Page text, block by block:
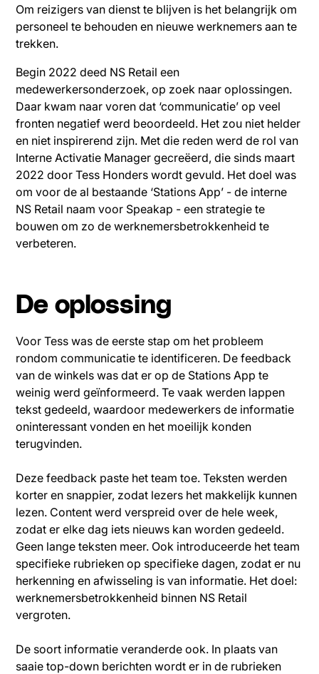
Om reizigers van dienst te blijven is het belangrijk om
personeel te behouden en nieuwe werknemers aan te
trekken.
Begin 2022 deed NS Retail een
medewerkersonderzoek, op zoek naar oplossingen.
Daar kwam naar voren dat ‘communicatie’ op veel
fronten negatief werd beoordeeld. Het zou niet helder
en niet inspirerend zijn. Met die reden werd de rol van
Interne Activatie Manager gecreëerd, die sinds maart
2022 door Tess Honders wordt gevuld. Het doel was
om voor de al bestaande ‘Stations App’ - de interne
NS Retail naam voor Speakap - een strategie te
bouwen om zo de werknemersbetrokkenheid te
verbeteren.
De oplossing
Voor Tess was de eerste stap om het probleem
rondom communicatie te identificeren. De feedback
van de winkels was dat er op de Stations App te
weinig werd geïnformeerd. Te vaak werden lappen
tekst gedeeld, waardoor medewerkers de informatie
oninteressant vonden en het moeilijk konden
terugvinden.
Deze feedback paste het team toe. Teksten werden
korter en snappier, zodat lezers het makkelijk kunnen
lezen. Content werd verspreid over de hele week,
zodat er elke dag iets nieuws kan worden gedeeld.
Geen lange teksten meer. Ook introduceerde het team
specifieke rubrieken op specifieke dagen, zodat er nu
herkenning en afwisseling is van informatie. Het doel:
werknemersbetrokkenheid binnen NS Retail
vergroten.
De soort informatie veranderde ook. In plaats van
saaie top-down berichten wordt er in de rubrieken